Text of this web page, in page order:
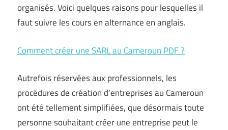
organisés. Voici quelques raisons pour lesquelles il
faut suivre les cours en alternance en anglais.
Comment créer une SARL au Cameroun PDF ?
Autrefois réservées aux professionnels, les
procédures de création d’entreprises au Cameroun
ont été tellement simplifiées, que désormais toute
personne souhaitant créer une entreprise peut le